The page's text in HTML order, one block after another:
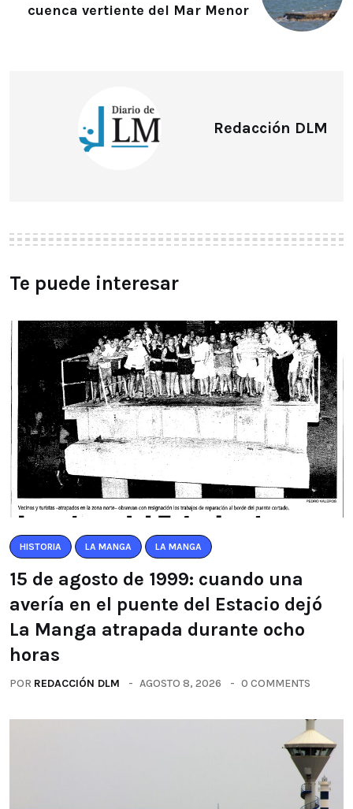
cuenca vertiente del Mar Menor
Redacción DLM
Te puede interesar
HISTORIA LA MANGA LA MANGA
15 de agosto de 1999: cuando una
avería en el puente del Estacio dejó
La Manga atrapada durante ocho
horas
POR REDACCIÓN DLM AGOSTO 8, 2026 0 COMMENTS